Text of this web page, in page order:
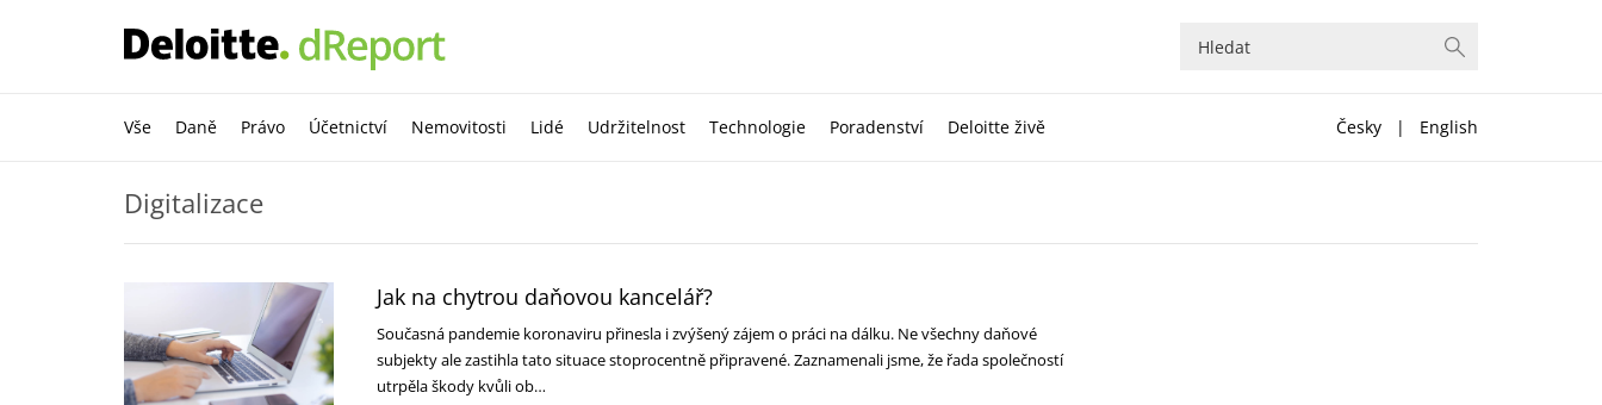
Vše Daně Právo Účetnictví Nemovitosti Lidé Udržitelnost Technologie Poradenství Deloitte živě Česky | English
Digitalizace
Jak na chytrou daňovou kancelář?
Současná pandemie koronaviru přinesla i zvýšený zájem o práci na dálku. Ne všechny daňové
subjekty ale zastihla tato situace stoprocentně připravené. Zaznamenali jsme, že řada společností
utrpěla škody kvůli ob…